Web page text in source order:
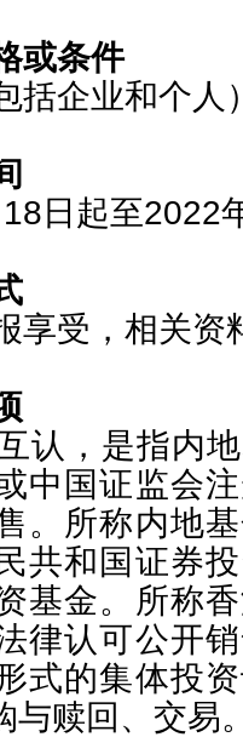
或条件
括企业和个人
日起至2022
享受，相关资
认，是指内
中国证监会
。所称内地
共和国证券
基金。所称
律认可公开
式的集体投
与赎回、交易